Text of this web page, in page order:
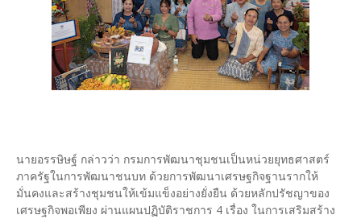
นายอรรษิษฐ์ กล่าวว่า กรมการพัฒนาชุมชนเป็นหน่วยยุทธศาสตร์
ภาครัฐในการพัฒนาชนบท ด้วยการพัฒนาเศรษฐกิจฐานรากให้
มั่นคงและสร้างชุมชนให้เข้มแข็งอย่างยั่งยืน ด้วยหลักปรัชญาของ
เศรษฐกิจพอเพียง ผ่านแผนปฏิบัติราชการ 4 เรื่อง ในการเสริมสร้าง